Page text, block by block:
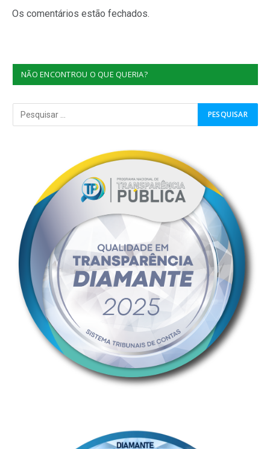
Os comentários estão fechados.
NÃO ENCONTROU O QUE QUERIA?